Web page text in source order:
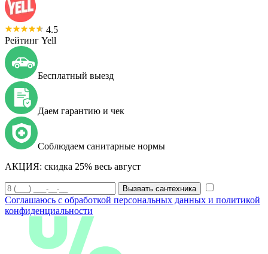
4.5
Рейтинг Yell
Бесплатный выезд
Даем гарантию и чек
Соблюдаем санитарные нормы
АКЦИЯ: скидка 25% весь август
Вызвать сантехника
Соглашаюсь с обработкой персональных данных и политикой
конфиденциальности